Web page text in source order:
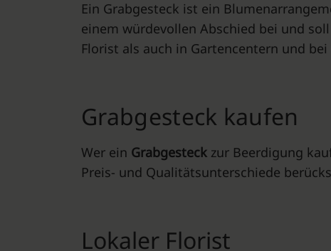
Ein Grabgesteck ist ein
einem würdevollen Abschied bei und
Florist als auch in Gartencentern und
Grabgesteck kaufen
Wer ein Grabgesteck zur Beerdigung
Preis- und Qualitätsunterschiede
Lokaler Florist